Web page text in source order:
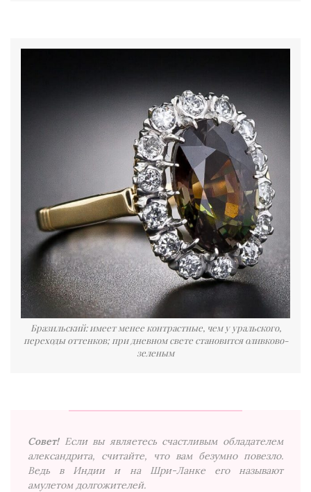
Бразильский: имеет менее контрастные, чем у уральского,
переходы оттенков; при дневном свете становится оливково-
зеленым
Совет! Если вы являетесь счастливым обладателем
александрита, считайте, что вам безумно повезло.
Ведь в Индии и на Шри-Ланке его называют
амулетом долгожителей.